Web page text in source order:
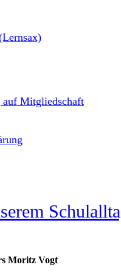
Mitgliedschaft
Moritz Vogt